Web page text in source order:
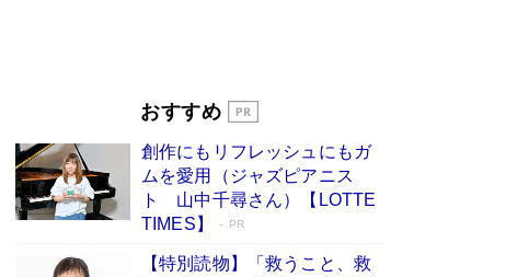
開発への関心を押し上げた18年の物語に幕 特装
Book Bang
友近氏、絶賛！ 鎌倉を舞台に、孤独を抱えた
人々が新たな一歩を踏み出す連作短篇集『海のほ
とりのプラネット』試し読み
おすすめ
創作にもリフレッシュにもガ
ムを愛用（ジャズピアニス
ト 山中千尋さん）【LOTTE
TIMES】
PR
【特別読物】「救うこと、救